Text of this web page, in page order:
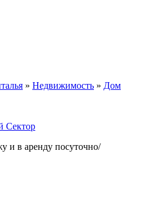
» Недвижимость » Дом
Сектор
и в аренду посуточно/